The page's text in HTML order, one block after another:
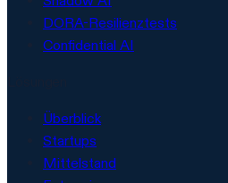
DORA-Resilienztests
Confidential AI
Überblick
Startups
Mittelstand